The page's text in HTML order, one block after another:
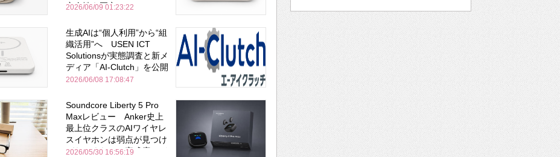
安全性を両立
2026/06/09 01:23:22
生成AIは“個人利用”から“組
織活用”へ USEN ICT
Solutionsが実態調査と新メ
ディア「AI-Clutch」を公開
2026/06/08 17:08:47
Soundcore Liberty 5 Pro
Maxレビュー Anker史上
最上位クラスのAIワイヤレ
スイヤホンは弱点が見つけ
づらいくらいの完成度にび
2026/05/30 16:56:19